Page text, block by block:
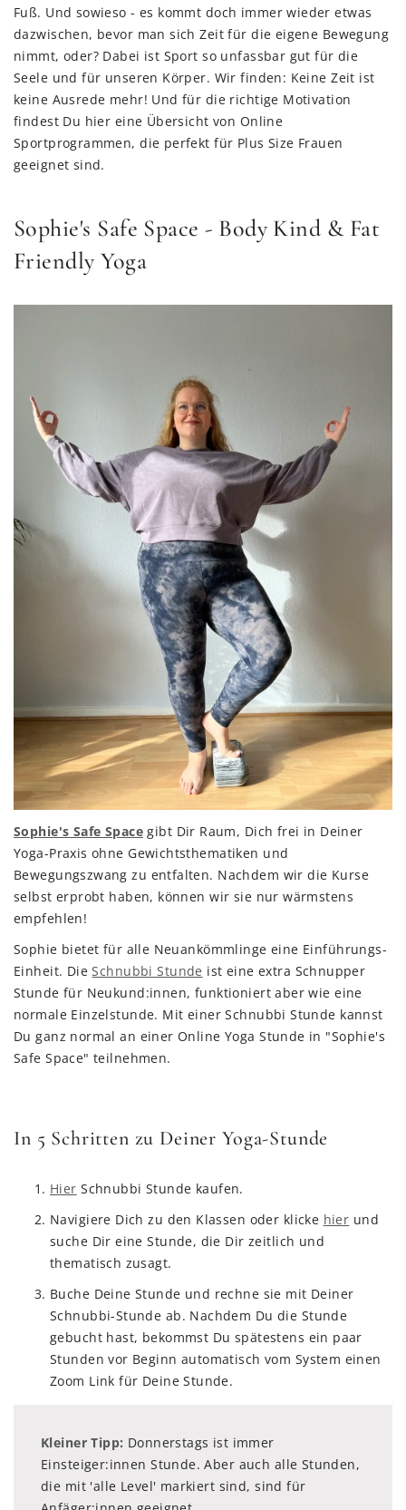
Fuß. Und sowieso - es kommt doch immer wieder etwas
dazwischen, bevor man sich Zeit für die eigene Bewegung
nimmt, oder? Dabei ist Sport so unfassbar gut für die
Seele und für unseren Körper. Wir finden: Keine Zeit ist
keine Ausrede mehr! Und für die richtige Motivation
findest Du hier eine Übersicht von Online
Sportprogrammen, die perfekt für Plus Size Frauen
geeignet sind.
Sophie's Safe Space - Body Kind & Fat
Friendly Yoga
Sophie's Safe Spacegibt Dir Raum, Dich frei in Deiner
Yoga-Praxis ohne Gewichtsthematiken und
Bewegungszwang zu entfalten. Nachdem wir die Kurse
selbst erprobt haben, können wir sie nur wärmstens
empfehlen!
Sophie bietet für alle Neuankömmlinge eine Einführungs-
Einheit. DieSchnubbi Stunde ist eine extra Schnupper
Stunde für Neukund:innen, funktioniert aber wie eine
normale Einzelstunde. Mit einer Schnubbi Stunde kannst
Du ganz normal an einer Online Yoga Stunde in "Sophie's
Safe Space" teilnehmen.
In 5 Schritten zu Deiner Yoga-Stunde
Hier Schnubbi Stunde kaufen.
Navigiere Dich zu den Klassen oder klicke hier und
suche Dir eine Stunde, die Dir zeitlich und
thematisch zusagt.
Buche Deine Stunde und rechne sie mit Deiner
Schnubbi-Stunde ab. Nachdem Du die Stunde
gebucht hast, bekommst Du spätestens ein paar
Stunden vor Beginn automatisch vom System einen
Zoom Link für Deine Stunde.
Kleiner Tipp: Donnerstags ist immer
Einsteiger:innen Stunde. Aber auch alle Stunden,
die mit 'alle Level' markiert sind, sind für